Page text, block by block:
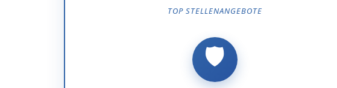
TOP STELLENANGEBOTE